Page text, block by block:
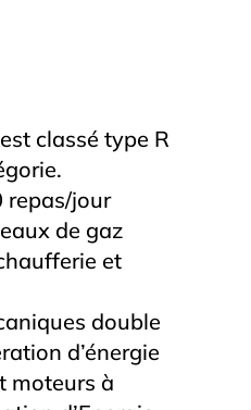
classé type R
repas/jour
de gaz
et
double
d’énergie
moteurs à